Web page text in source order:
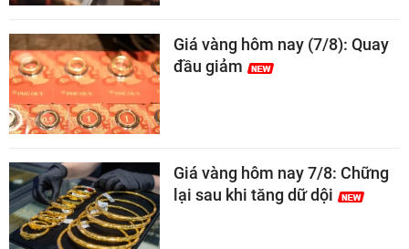
Giá vàng hôm nay (7/8): Quay
đầu giảm
Giá vàng hôm nay 7/8: Chững
lại sau khi tăng dữ dội